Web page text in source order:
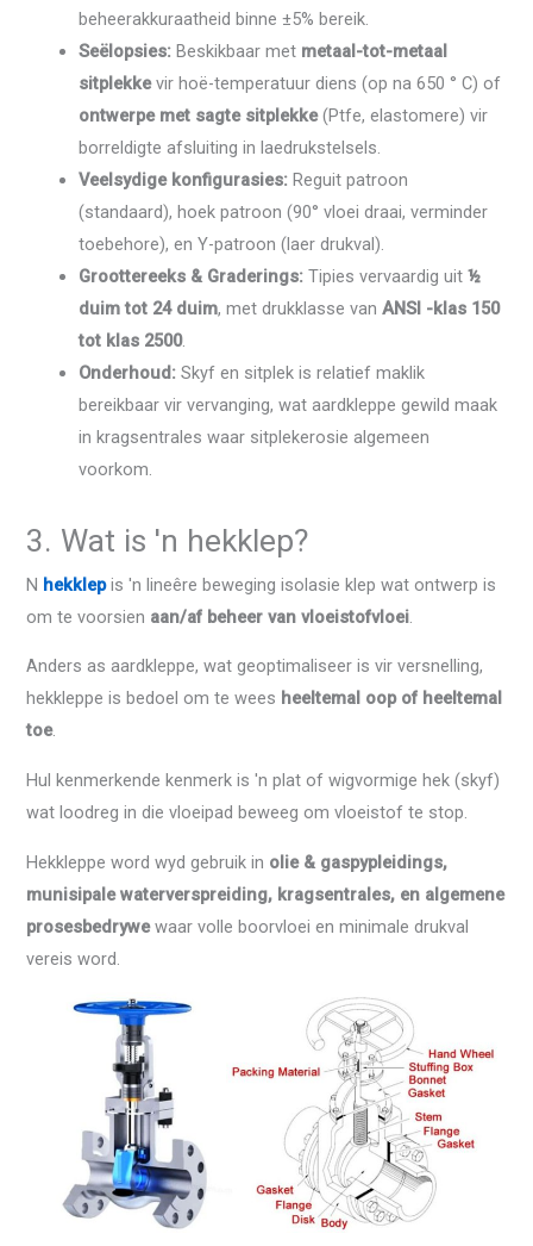
beheerakkuraatheid binne ±5% bereik.
Seëlopsies: Beskikbaar met metaal-tot-metaal
sitplekkevir hoë-temperatuur diens (op na 650 ° C) of
ontwerpe met sagte sitplekke(Ptfe, elastomere) vir
borreldigte afsluiting in laedrukstelsels.
Veelsydige konfigurasies: Reguit patroon
(standaard), hoek patroon (90° vloei draai, verminder
toebehore), en Y-patroon (laer drukval).
Groottereeks & Graderings: Tipies vervaardig uit½
duim tot 24 duim, met drukklasse vanANSI -klas 150
tot klas 2500.
Onderhoud: Skyf en sitplek is relatief maklik
bereikbaar vir vervanging, wat aardkleppe gewild maak
in kragsentrales waar sitplekerosie algemeen
voorkom.
3. Wat is 'n hekklep?
N hekklepis 'n lineêre beweging isolasie klep wat ontwerp is
om te voorsien aan/af beheer van vloeistofvloei.
Anders as aardkleppe, wat geoptimaliseer is vir versnelling,
hekkleppe is bedoel om te wees heeltemal oop of heeltemal
toe.
Hul kenmerkende kenmerk is 'n plat of wigvormige hek (skyf)
wat loodreg in die vloeipad beweeg om vloeistof te stop.
Hekkleppe word wyd gebruik in olie & gaspypleidings,
munisipale waterverspreiding, kragsentrales, en algemene
prosesbedrywewaar volle boorvloei en minimale drukval
vereis word.